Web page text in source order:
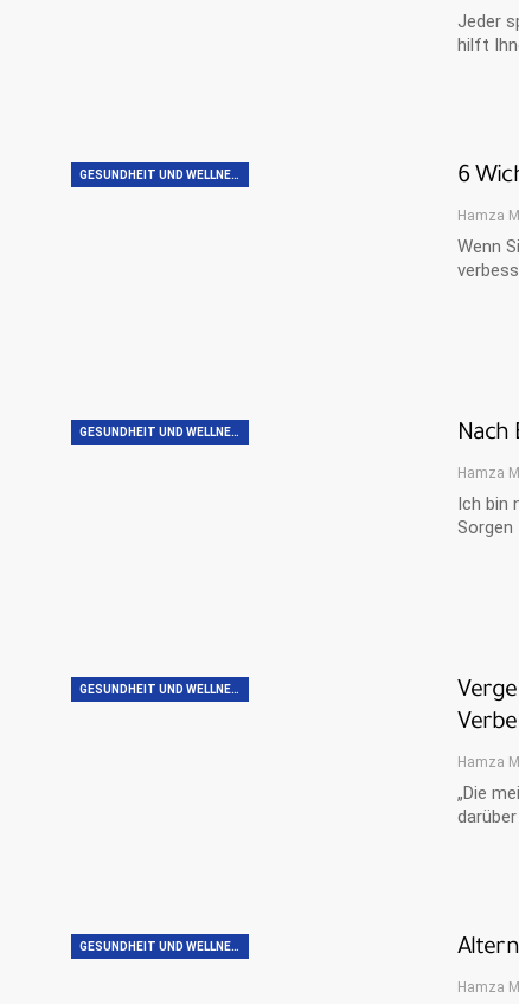
Jeder
hilft
GESUNDHEIT UND WELLNESS 6
Hamza
Wenn
GESUNDHEIT UND WELLNESS Nach
Hamza
Ich bin
Sorgen
GESUNDHEIT UND WELLNESS
Hamza
„Die
GESUNDHEIT UND WELLNESS
Hamza